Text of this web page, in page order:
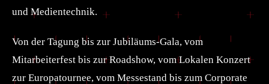
und Medientechnik.
Von der Tagung bis zur Jubiläums-Gala, vom
Mitarbeiterfest bis zur Roadshow, vom Lokalen Konzert
zur Europatournee, vom Messestand bis zum Corporate